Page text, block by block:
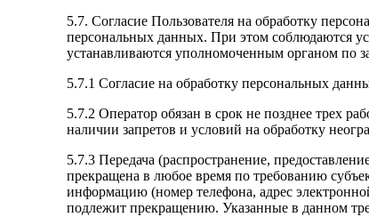
5.7. Согласие Пользователя на обработку
персональных данных. При этом соблюдаются
устанавливаются уполномоченным органом по
5.7.1 Согласие на обработку персональных
5.7.2 Оператор обязан в срок не позднее трех
наличии запретов и условий на обработку
5.7.3 Передача (распространение,
прекращена в любое время по требованию
информацию (номер телефона, адрес
подлежит прекращению. Указанные в данном